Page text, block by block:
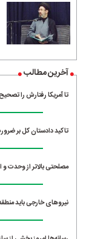
آخرین مطالب
تا آمریکا رفتارش را
تاکید دادستان کل بر
مصلحتی بالاتر از وحدت
نیروهای خارجی باید